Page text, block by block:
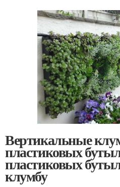
Вертикальные
пластиковых
пластиковых
клумбу